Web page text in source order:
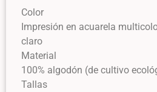
Color
Impresión en acuarela
claro
Material
100% algodón (de cultivo
Tallas